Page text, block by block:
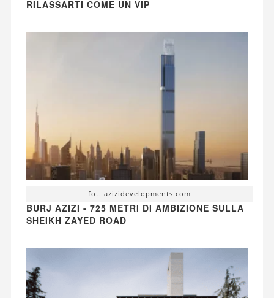
RILASSARTI COME UN VIP
fot. azizidevelopments.com
BURJ AZIZI - 725 METRI DI AMBIZIONE SULLA
SHEIKH ZAYED ROAD